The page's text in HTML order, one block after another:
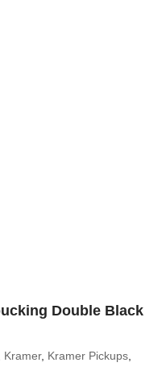
Double Black
Kramer, Kramer Pickups